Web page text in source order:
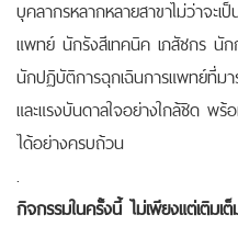
บุคลากรหลากหลายสาขาไม่ว่าจ
แพทย์ นักรังสีเทคนิค เภสัชกร นั
นักปฏิบัติการฉุกเฉินการแพทย์ที่ม
และแรงบันดาลใจอย่างใกล้ชิด พ
ได้อย่างครบถ้วน
.
กิจกรรมในครั้งนี้ ไม่เพียงแต่เติม